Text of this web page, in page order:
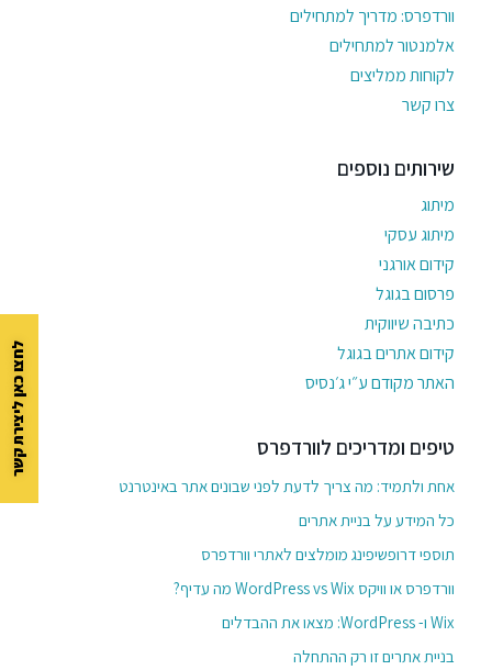
וורדפרס: מדריך למתחילים
אלמנטור למתחילים
לקוחות ממליצים
צרו קשר
שירותים נוספים
מיתוג
מיתוג עסקי
קידום אורגני
פרסום בגוגל
כתיבה שיווקית
קידום אתרים בגוגל
האתר מקודם ע״י ג׳נסיס
טיפים ומדריכים לוורדפרס
אחת ולתמיד: מה צריך לדעת לפני שבונים אתר באינטרנט
כל המידע על בניית אתרים
תוספי דרופשיפינג מומלצים לאתרי וורדפרס
וורדפרס או וויקס WordPress vs Wix מה עדיף?
Wix ו- WordPress: מצאו את ההבדלים
בניית אתרים זו רק ההתחלה
לחצו כאן ליצירת קשר